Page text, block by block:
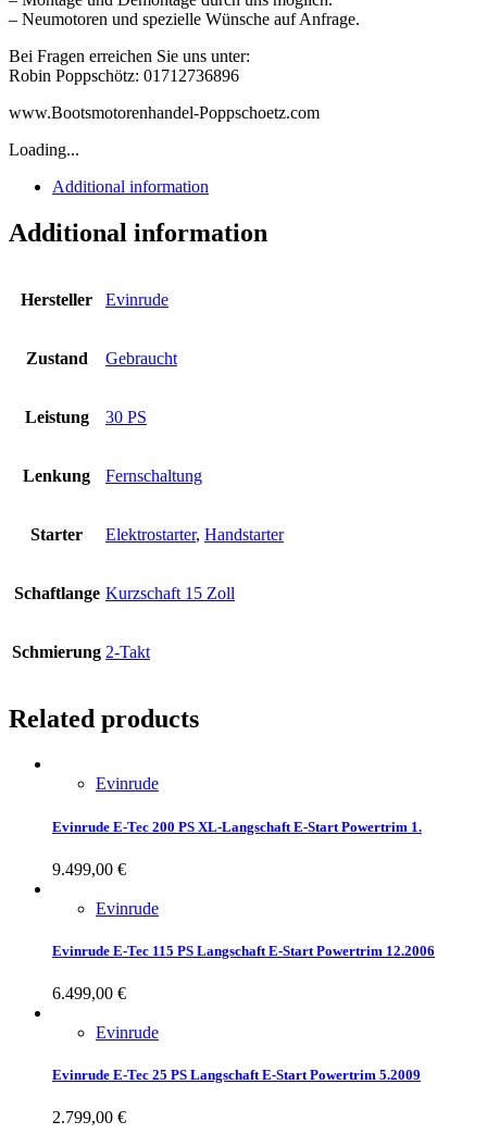
– Neumotoren und spezielle Wünsche auf Anfrage.
Bei Fragen erreichen Sie uns unter:
Robin Poppschötz: 01712736896
www.Bootsmotorenhandel-Poppschoetz.com
Loading...
Additional information
Additional information
Hersteller Evinrude
Zustand Gebraucht
Leistung 30 PS
Lenkung Fernschaltung
Starter Elektrostarter, Handstarter
Schaftlange Kurzschaft 15 Zoll
Schmierung 2-Takt
Related products
Evinrude
Evinrude E-Tec 200 PS XL-Langschaft E-Start Powertrim 1.
9.499,00 €
Evinrude
Evinrude E-Tec 115 PS Langschaft E-Start Powertrim 12.2006
6.499,00 €
Evinrude
Evinrude E-Tec 25 PS Langschaft E-Start Powertrim 5.2009
2.799,00 €